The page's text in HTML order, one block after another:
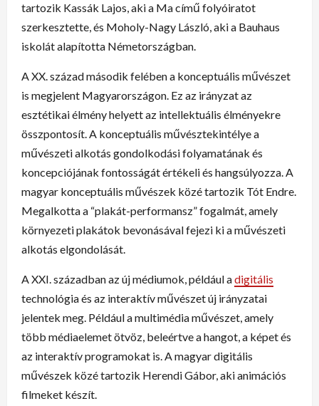
tartozik Kassák Lajos, aki a Ma című folyóiratot
szerkesztette, és Moholy-Nagy László, aki a Bauhaus
iskolát alapította Németországban.
A XX. század második felében a konceptuális művészet
is megjelent Magyarországon. Ez az irányzat az
esztétikai élmény helyett az intellektuális élményekre
összpontosít. A konceptuális művésztekintélye a
művészeti alkotás gondolkodási folyamatának és
koncepciójának fontosságát értékeli és hangsúlyozza. A
magyar konceptuális művészek közé tartozik Tót Endre.
Megalkotta a “plakát-performansz” fogalmát, amely
környezeti plakátok bevonásával fejezi ki a művészeti
alkotás elgondolását.
A XXI. században az új médiumok, például adigitális
technológia és az interaktív művészet új irányzatai
jelentek meg. Például a multimédia művészet, amely
több médiaelemet ötvöz, beleértve a hangot, a képet és
az interaktív programokat is. A magyar digitális
művészek közé tartozik Herendi Gábor, aki animációs
filmeket készít.